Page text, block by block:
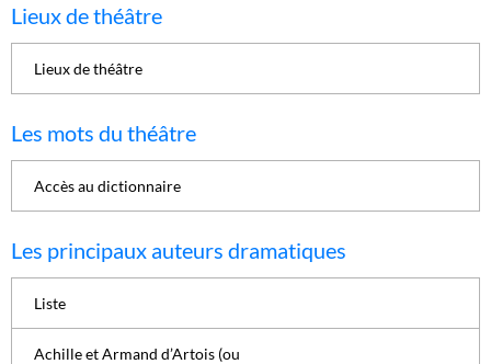
Lieux de théâtre
Lieux de théâtre
Les mots du théâtre
Accès au dictionnaire
Les principaux auteurs dramatiques
Liste
Achille et Armand d’Artois (ou